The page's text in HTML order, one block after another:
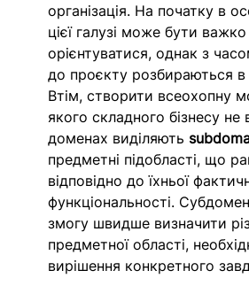
організація. На початку в
цієї галузі може бути важко
орієнтуватися, однак з
до проєкту розбираються в
Втім, створити всеохопну
якого складного бізнесу
доменах виділяють
предметні підобласті, що
відповідно до їхньої
функціональності.
змогу швидше визначити
предметної області,
вирішення конкретного